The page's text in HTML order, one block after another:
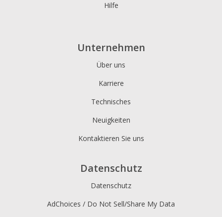
Hilfe
Unternehmen
Über uns
Karriere
Technisches
Neuigkeiten
Kontaktieren Sie uns
Datenschutz
Datenschutz
AdChoices / Do Not Sell/Share My Data